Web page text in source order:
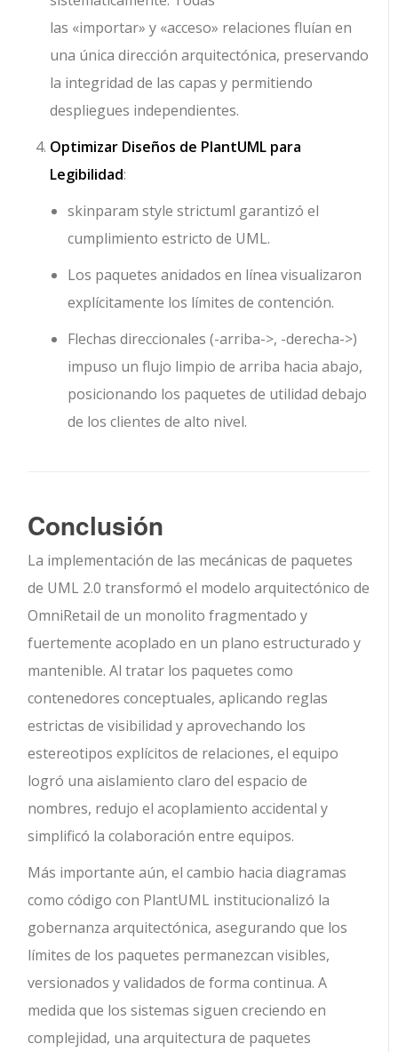
las «importar» y «acceso» relaciones fluían en
una única dirección arquitectónica, preservando
la integridad de las capas y permitiendo
despliegues independientes.
Optimizar Diseños de PlantUML para
Legibilidad:
skinparam style strictuml garantizó el
cumplimiento estricto de UML.
Los paquetes anidados en línea visualizaron
explícitamente los límites de contención.
Flechas direccionales (-arriba->, -derecha->)
impuso un flujo limpio de arriba hacia abajo,
posicionando los paquetes de utilidad debajo
de los clientes de alto nivel.
Conclusión
La implementación de las mecánicas de paquetes
de UML 2.0 transformó el modelo arquitectónico de
OmniRetail de un monolito fragmentado y
fuertemente acoplado en un plano estructurado y
mantenible. Al tratar los paquetes como
contenedores conceptuales, aplicando reglas
estrictas de visibilidad y aprovechando los
estereotipos explícitos de relaciones, el equipo
logró una aislamiento claro del espacio de
nombres, redujo el acoplamiento accidental y
simplificó la colaboración entre equipos.
Más importante aún, el cambio hacia diagramas
como código con PlantUML institucionalizó la
gobernanza arquitectónica, asegurando que los
límites de los paquetes permanezcan visibles,
versionados y validados de forma continua. A
medida que los sistemas siguen creciendo en
complejidad, una arquitectura de paquetes